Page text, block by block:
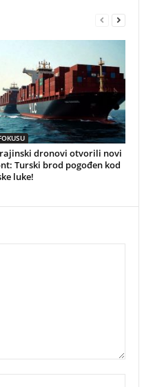
dronovi otvorili novi
Turski brod pogođen kod
luke!